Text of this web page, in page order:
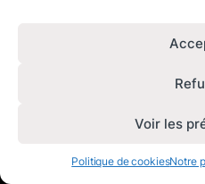
Voir les
Politique de cookiesNotre